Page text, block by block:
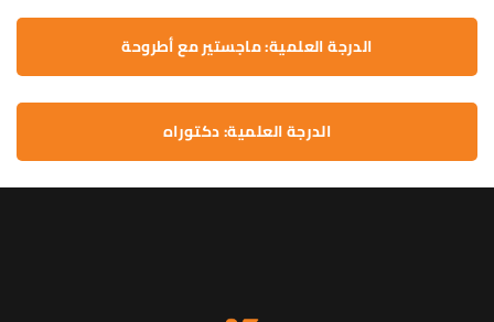
الدرجة العلمية: ماجستير مع أطروحة
الدرجة العلمية: دكتوراه